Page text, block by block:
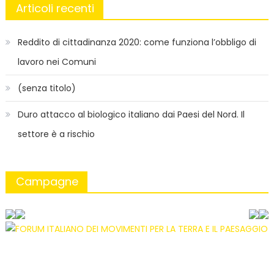
Articoli recenti
Reddito di cittadinanza 2020: come funziona l’obbligo di
lavoro nei Comuni
(senza titolo)
Duro attacco al biologico italiano dai Paesi del Nord. Il
settore è a rischio
Campagne